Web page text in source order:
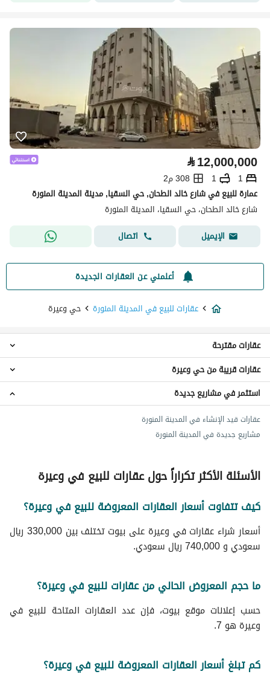
⃁12,000,000
1
1
308 م2
عمارة للبيع في شارع خالد الطحان, حي السقيا, مدينة المدينة المنورة
شارع خالد الطحان، حي السقيا، المدينة المنورة
الإيميل
اتصال
أعلمني عن العقارات الجديدة
عقارات للبيع في المدينة المنورة
حي وعيرة
عقارات 3 غرف نوم للبيع في حي وعيرة
عقارات 6 غرف نوم للبيع في حي وعيرة
ادوار للبيع في حي وعيرة
عمائر سكنية للبيع في حي وعيرة
عقارات مقترحة
عقارات حي الدويخلة
عقارات حي المطار
عقارات حي الملك فهد
عقارات حي التلعة
عقارات حي الدرع
عقارات حي المبعوث
عقارات حي العريض
عقارات حي الشافية
عقارات حي الخالدية
عقارات قريبة من حي وعيرة
عقارات قيد الإنشاء في المدينة المنورة
مشاريع جديدة في المدينة المنورة
استثمر في مشاريع جديدة
الأسئلة الأكثر تكراراً حول عقارات للبيع في وعيرة
كيف تتفاوت أسعار العقارات المعروضة للبيع في وعيرة؟
أسعار شراء عقارات في وعيرة على بيوت تختلف بين 330,000 ريال
سعودي و 740,000 ريال سعودي.
ما حجم المعروض الحالي من عقارات للبيع في وعيرة؟
حسب إعلانات موقع بيوت، فإن عدد العقارات المتاحة للبيع في
وعيرة هو 7.
كم تبلغ أسعار العقارات المعروضة للبيع في وعيرة؟